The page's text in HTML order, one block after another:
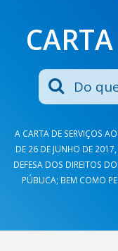
A CARTA DE SERVIÇOS
DE 26 DE JUNHO DE
DEFESA DOS DIREITOS
PÚBLICA; BEM COMO